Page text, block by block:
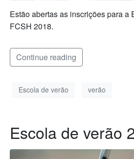
Estão abertas as inscrições para a
FCSH 2018.
Continue reading
Escola de verão verão
Escola de verão